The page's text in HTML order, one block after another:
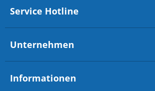
Service Hotline
Unternehmen
Informationen